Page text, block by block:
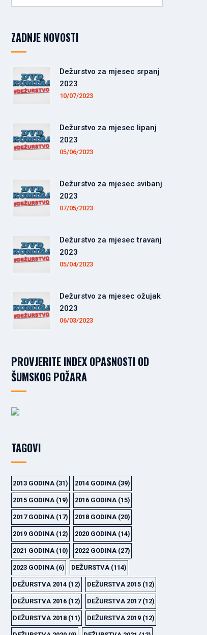
ZADNJE NOVOSTI
Dežurstvo za mjesec srpanj
2023
10/07/2023
Dežurstvo za mjesec lipanj
2023
05/06/2023
Dežurstvo za mjesec svibanj
2023
07/05/2023
Dežurstvo za mjesec travanj
2023
05/04/2023
Dežurstvo za mjesec ožujak
2023
06/03/2023
PROVJERITE INDEX OPASNOSTI OD
ŠUMSKOG POŽARA
TAGOVI
2013 GODINA(31) 2014 GODINA(39)
2015 GODINA(19) 2016 GODINA(15)
2017 GODINA(17) 2018 GODINA(20)
2019 GODINA(12) 2020 GODINA(14)
2021 GODINA(10) 2022 GODINA(27)
2023 GODINA(6) DEŽURSTVA(114)
DEŽURSTVA 2014(12) DEŽURSTVA 2015(12)
DEŽURSTVA 2016(12) DEŽURSTVA 2017(12)
DEŽURSTVA 2018(11) DEŽURSTVA 2019(12)